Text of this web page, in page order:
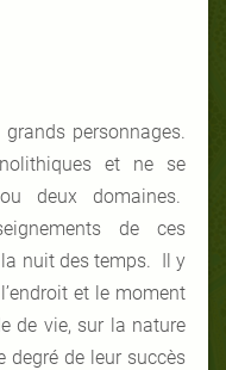
personnages.
et ne se
deux domaines.
de ces
nuit des temps. Il y
et le moment
de vie, sur la nature
degré de leur succès